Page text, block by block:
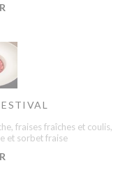
fraises fraîches et coulis,
et sorbet fraise